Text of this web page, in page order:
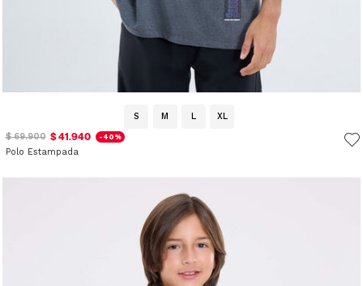
S M L
XL
$ 69.900 $ 41.940 -40%
Polo Estampada